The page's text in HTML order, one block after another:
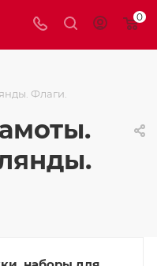
0
Флаги.